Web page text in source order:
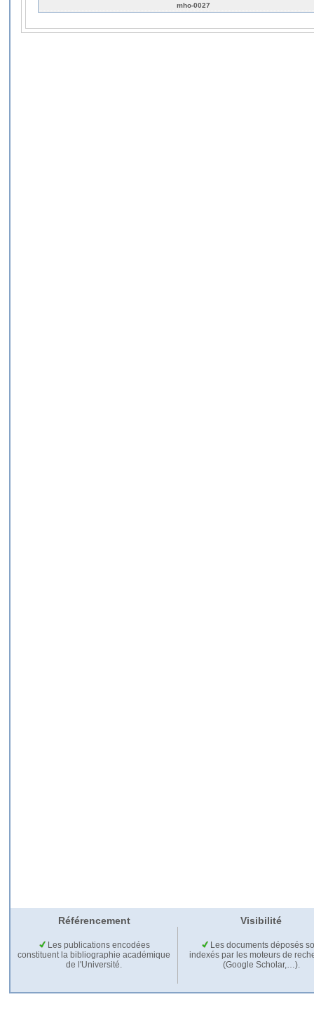
mho-0027
Référencement Visibilité
Les publications encodées
constituent la bibliographie académique
de l'Université.
Les documents déposés
indexés par les moteurs de
(Google Scholar,…).